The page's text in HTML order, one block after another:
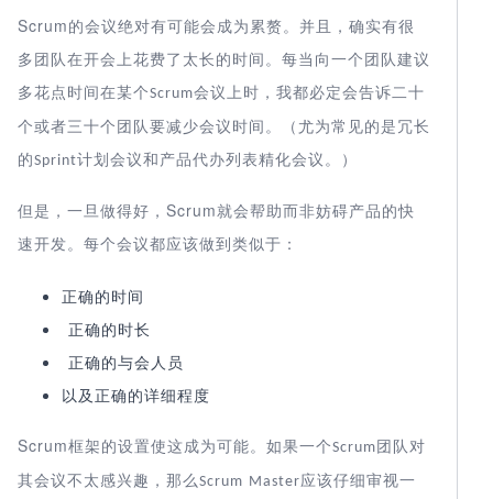
Scrum 的会议绝对有可能会成为累赘。并且，确实有很
多团队在开会上花费了太长的时间。每当向一个团队建议
多花点时间在某个Scrum会议上时，我都必定会告诉二十
个或者三十个团队要减少会议时间。（尤为常见的是冗长
的Sprint计划会议和产品代办列表精化会议。）
但是，一旦做得好， Scrum就会帮助而非妨碍产品的快
速开发。每个会议都应该做到类似于：
正确的时间
正确的时长
正确的与会人员
以及正确的详细程度
Scrum框架的设置使这成为可能。如果一个Scrum 团队对
其会议不太感兴趣，那么 Scrum Master应该仔细审视一